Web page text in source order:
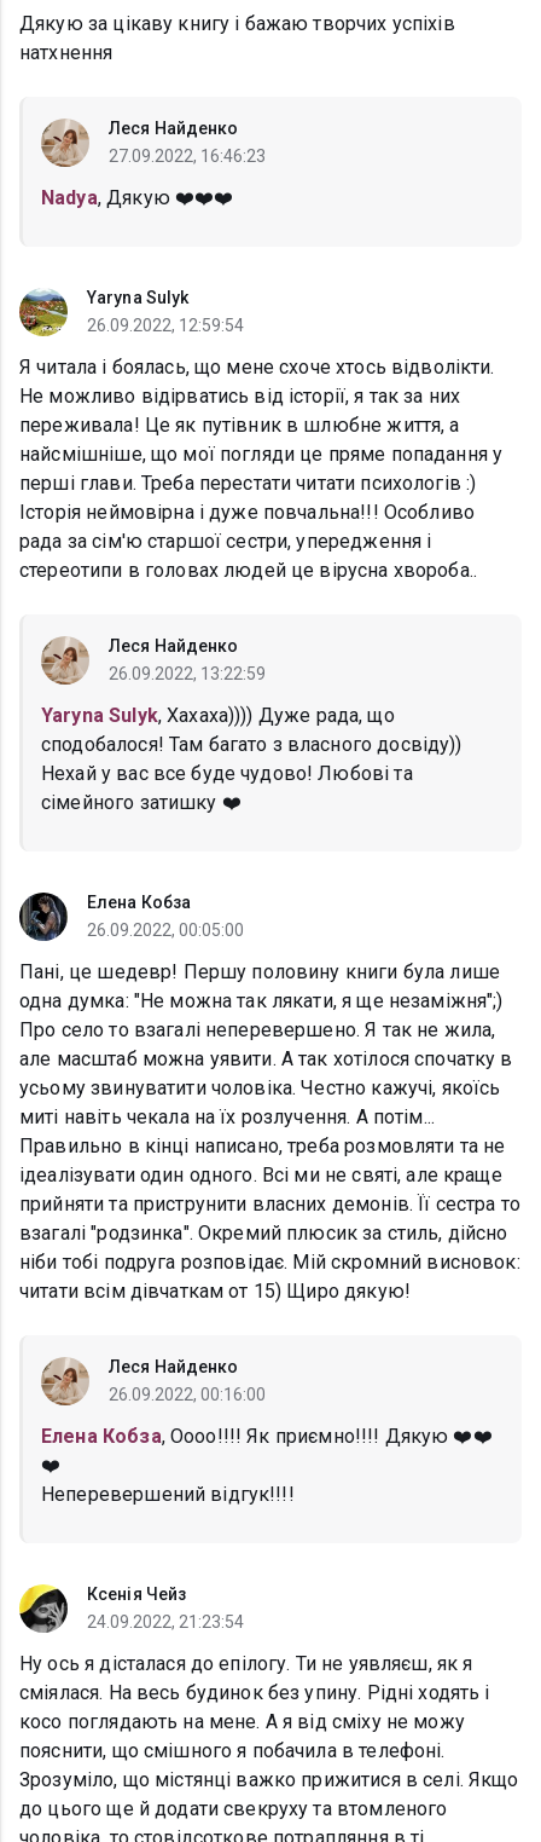
Дякую за цікаву книгу і бажаю творчих успіхів
натхнення
Леся Найденко
27.09.2022, 16:46:23
Nadya, Дякую ❤️❤️❤️
Yaryna Sulyk
26.09.2022, 12:59:54
Я читала і боялась, що мене схоче хтось відволікти.
Не можливо відірватись від історії, я так за них
переживала! Це як путівник в шлюбне життя, а
найсмішніше, що мої погляди це пряме попадання у
перші глави. Треба перестати читати психологів :)
Історія неймовірна і дуже повчальна!!! Особливо
рада за сім'ю старшої сестри, упередження і
стереотипи в головах людей це вірусна хвороба..
Леся Найденко
26.09.2022, 13:22:59
Yaryna Sulyk, Хахаха)))) Дуже рада, що
сподобалося! Там багато з власного досвіду))
Нехай у вас все буде чудово! Любові та
сімейного затишку ❤️
Елена Кобза
26.09.2022, 00:05:00
Пані, це шедевр! Першу половину книги була лише
одна думка: "Не можна так лякати, я ще незаміжня";)
Про село то взагалі неперевершено. Я так не жила,
але масштаб можна уявити. А так хотілося спочатку в
усьому звинуватити чоловіка. Честно кажучі, якоїсь
миті навіть чекала на їх розлучення. А потім...
Правильно в кінці написано, треба розмовляти та не
ідеалізувати один одного. Всі ми не святі, але краще
прийняти та приструнити власних демонів. Її сестра то
взагалі "родзинка". Окремий плюсик за стиль, дійсно
ніби тобі подруга розповідає. Мій скромний висновок:
читати всім дівчаткам от 15) Щиро дякую!
Леся Найденко
26.09.2022, 00:16:00
Елена Кобза, Оооо!!!! Як приємно!!!! Дякую ❤️❤️
❤️
Неперевершений відгук!!!!
Ксенія Чейз
24.09.2022, 21:23:54
Ну ось я дісталася до епілогу. Ти не уявляєш, як я
сміялася. На весь будинок без упину. Рідні ходять і
косо поглядають на мене. А я від сміху не можу
пояснити, що смішного я побачила в телефоні.
Зрозуміло, що містянці важко прижитися в селі. Якщо
до цього ще й додати свекруху та втомленого